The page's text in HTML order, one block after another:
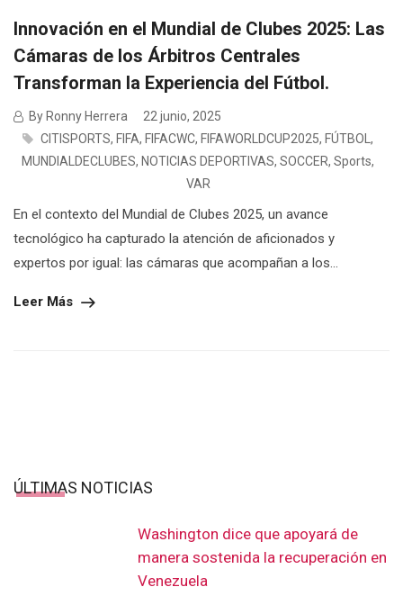
Innovación en el Mundial de Clubes 2025: Las
Cámaras de los Árbitros Centrales
Transforman la Experiencia del Fútbol.
By Ronny Herrera
22 junio, 2025
CITISPORTS, FIFA, FIFACWC, FIFAWORLDCUP2025, FÚTBOL ,
MUNDIALDECLUBES, NOTICIAS DEPORTIVAS, SOCCER, Sports,
VAR
En el contexto del Mundial de Clubes 2025, un avance
tecnológico ha capturado la atención de aficionados y
expertos por igual: las cámaras que acompañan a los...
Leer Más
ÚLTIMAS NOTICIAS
Washington dice que apoyará de
manera sostenida la recuperación en
Venezuela